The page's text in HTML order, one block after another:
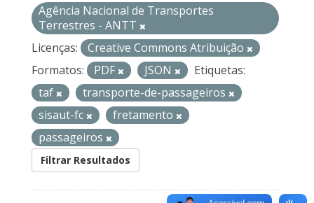
Agência Nacional de Transportes
Terrestres - ANTT
Licenças:
Creative Commons Atribuição
Formatos:
PDF JSON
Etiquetas:
taf
transporte-de-passageiros
sisaut-fc
fretamento
passageiros
Filtrar Resultados